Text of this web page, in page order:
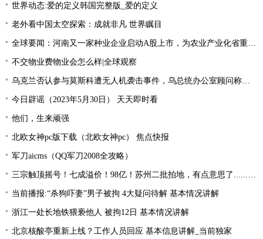
世界动态:爱的定义韩国完整版_爱的定义
老外看中国太空探索：成就非凡 世界瞩目
全球要闻：河南又一家种业企业启动A股上市，为农业产业化省重点龙头企业
不交物业费物业会怎么样|全球观察
乌克兰否认参与莫斯科遭无人机袭击事件，乌总统办公室顾问称和其“没有直接关系” 天天短讯
今日辟谣（2023年5月30日） 天天即时看
他们，生来顽强
北欧女神pc版下载（北欧女神pc） 焦点快报
军刀aicms（QQ军刀2008全攻略）
三宗触顶摇号！七成溢价！98亿！苏州二批拍地，有点意思了......_全球热议
当前播报:“杀狗吓妻”男子被拘 4大疑问待解 基本情况讲解
浙江一处长地铁猥亵他人 被拘12日 基本情况讲解
北京核酸亭重新上线？工作人员回应 基本信息讲解_当前独家